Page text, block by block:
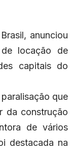
anunciou
locação de
capitais do
que
da construção
de vários
destacada na